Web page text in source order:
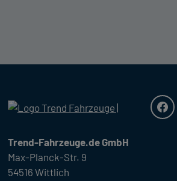
Trend
Trend-Fahrzeuge.de GmbH
Max-Planck-Str. 9
54516 Wittlich